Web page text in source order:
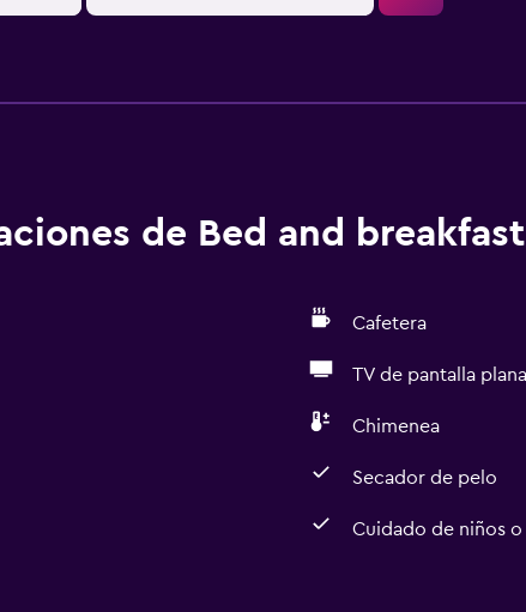
de Bed and breakfast
Cafetera
TV de pantalla plana
Chimenea
Secador de pelo
Cuidado de niños